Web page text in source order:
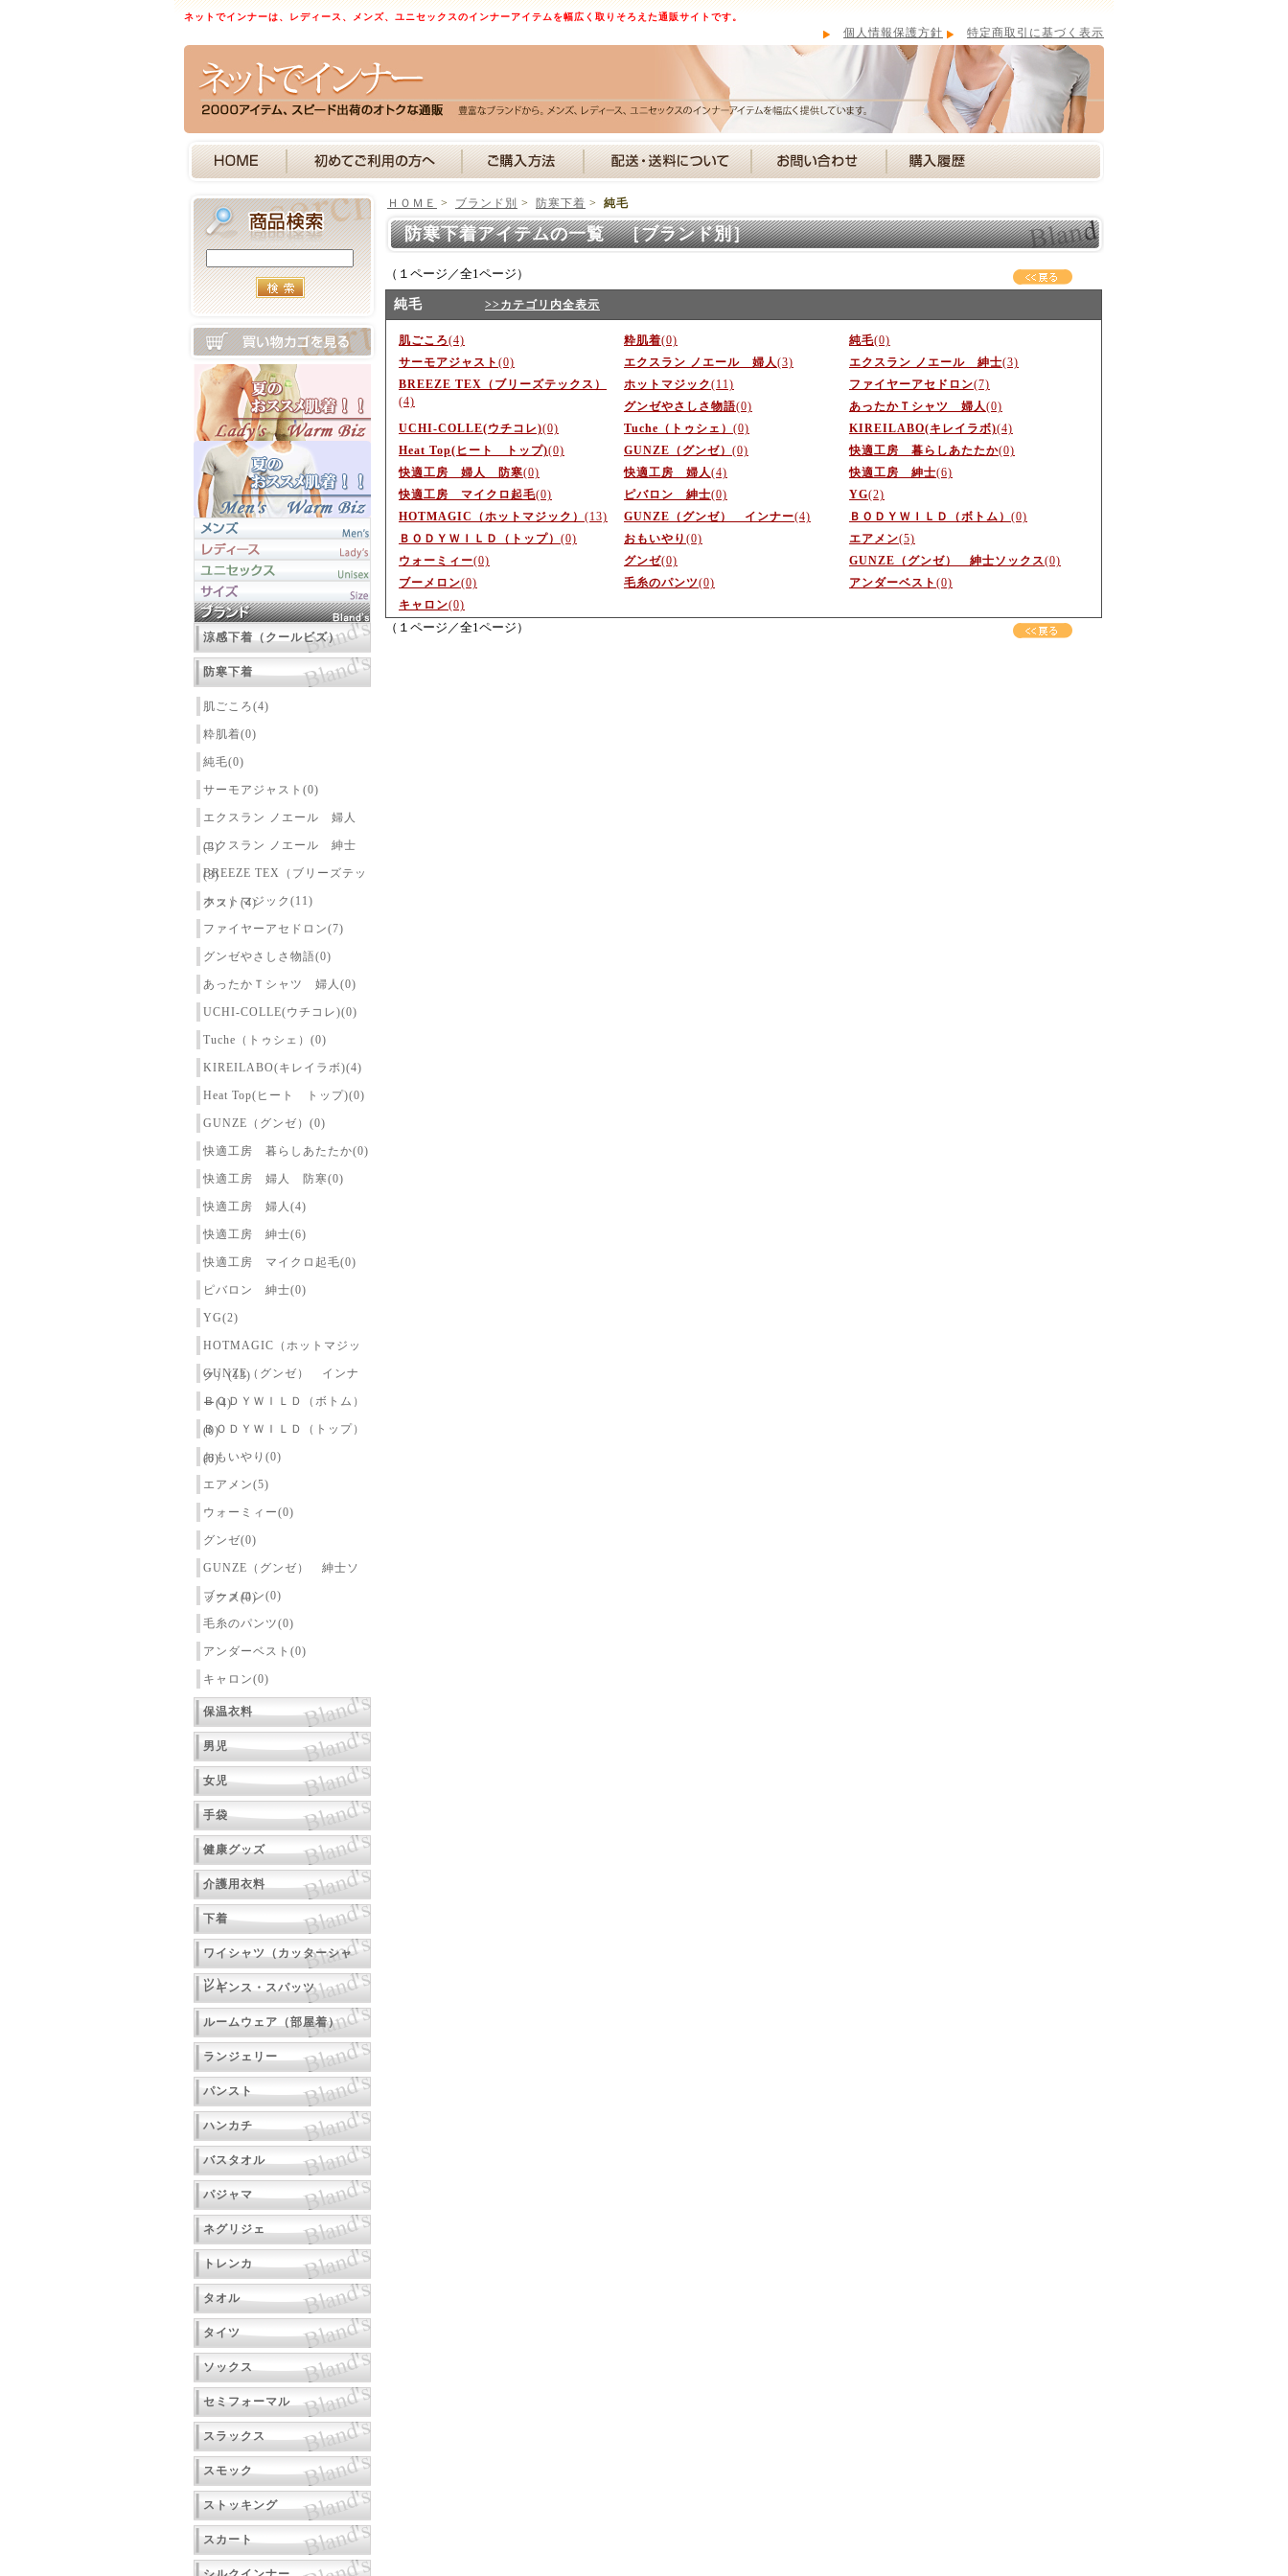
ネットでインナーは、レディース、メンズ、ユニセックスのインナーアイテムを幅広く取りそろえた通販サイトです。
特定商取引に基づく表示
個人情報保護方針
涼感下着（クールビズ）
防寒下着
肌ごころ(4)
粋肌着(0)
純毛(0)
サーモアジャスト(0)
エクスラン ノエール 婦人
(3)
エクスラン ノエール 紳士
(3)
BREEZE TEX（ブリーズテッ
クス）(4)
ホットマジック(11)
ファイヤーアセドロン(7)
グンゼやさしさ物語(0)
あったかＴシャツ 婦人(0)
UCHI-COLLE(ウチコレ)(0)
Tuche（トゥシェ）(0)
KIREILABO(キレイラボ)(4)
Heat Top(ヒート トップ)(0)
GUNZE（グンゼ）(0)
快適工房 暮らしあたたか(0)
快適工房 婦人 防寒(0)
快適工房 婦人(4)
快適工房 紳士(6)
快適工房 マイクロ起毛(0)
ピバロン 紳士(0)
YG(2)
HOTMAGIC（ホットマジッ
ク）(13)
GUNZE（グンゼ） インナ
ー(4)
ＢＯＤＹＷＩＬＤ（ボトム）
(0)
ＢＯＤＹＷＩＬＤ（トップ）
(0)
おもいやり(0)
エアメン(5)
ウォーミィー(0)
グンゼ(0)
GUNZE（グンゼ） 紳士ソ
ックス(0)
ブーメロン(0)
毛糸のパンツ(0)
アンダーベスト(0)
キャロン(0)
保温衣料
男児
女児
手袋
健康グッズ
介護用衣料
下着
ワイシャツ（カッターシャ
ツ）
レギンス・スパッツ
ルームウェア（部屋着）
ランジェリー
パンスト
ハンカチ
バスタオル
パジャマ
ネグリジェ
トレンカ
タオル
タイツ
ソックス
セミフォーマル
スラックス
スモック
ストッキング
スカート
ＨＯＭＥ > ブランド別 > 防寒下着 > 純毛
防寒下着アイテムの一覧 ［ブランド別］
（１ページ／全1ページ）
純毛 >>カテゴリ内全表示
肌ごころ(4) 粋肌着(0) 純毛(0)
サーモアジャスト (0) エクスラン ノエール 婦人 (3) エクスラン ノエール 紳士(3)
BREEZE TEX（ブリーズテックス）
(4)
ホットマジック(11) ファイヤーアセドロン(7)
グンゼやさしさ物語(0) あったかＴシャツ 婦人 (0)
UCHI-COLLE(ウチコレ)(0) Tuche（トゥシェ） (0) KIREILABO(キレイラボ)(4)
Heat Top(ヒート トップ)(0) GUNZE（グンゼ） (0) 快適工房 暮らしあたたか(0)
快適工房 婦人 防寒(0) 快適工房 婦人 (4) 快適工房 紳士(6)
快適工房 マイクロ起毛(0) ピバロン 紳士(0) YG(2)
HOTMAGIC（ホットマジック） (13) GUNZE（グンゼ） インナー(4) ＢＯＤＹＷＩＬＤ（ボトム） (0)
ＢＯＤＹＷＩＬＤ（トップ） (0) おもいやり (0) エアメン(5)
ウォーミィー(0) グンゼ(0) GUNZE（グンゼ） 紳士ソックス(0)
ブーメロン(0) 毛糸のパンツ(0) アンダーベスト (0)
キャロン(0)
（１ページ／全1ページ）